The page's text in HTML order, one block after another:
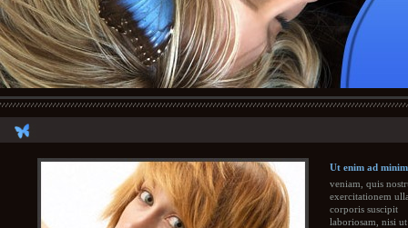
Ut enim ad
veniam, quis
exercitationem
corporis suscipit
laboriosam, nisi ut